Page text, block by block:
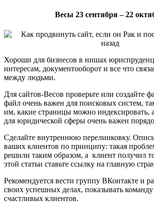
Весы 23 сентября – 22
Хороши для бизнесов в нишах
интересам, документооборот и все что
между людьми.
Для сайтов-Весов проверьте или создайте
файл очень важен для поисковых систем,
им, какие страницы можно индексировать,
для юридической сферы очень важен
Сделайте внутреннюю перелинковку.
ваших клиентов по принципу: такая
решили таким образом, а клиент получил
этой статьи ставьте ссылку на главную
Рекомендуется вести группу ВКонтакте и
своих успешных делах, показывать
счастливых клиентов.